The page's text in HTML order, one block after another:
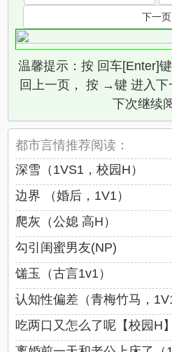
下一页
温馨提示：按 回车[Enter]
回上一页， 按 →键 进入下
下次继续
都市言情推荐阅读：
深雪（1VS1，校园H）
边界 （婚后，1V1）
爬灰（公媳 高H）
勾引闺蜜男友(NP)
馐玉（古言1v1）
认知性偏差（青梅竹马，
吃两口又怎么了呢【校园H】